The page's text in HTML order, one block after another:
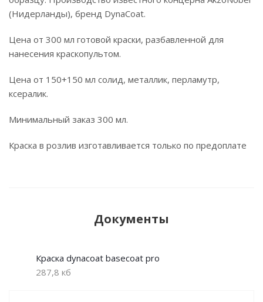
(Нидерланды), бренд DynaCoat.
Цена от 300 мл готовой краски, разбавленной для
нанесения краскопультом.
Цена от 150+150 мл солид, металлик, перламутр,
ксералик.
Минимальный заказ 300 мл.
Краска в розлив изготавливается только по предоплате
Документы
Краска dynacoat basecoat pro
287,8 кб